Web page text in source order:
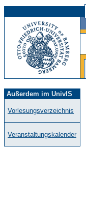
Außerdem im UnivIS
Vorlesungsverzeichnis
Veranstaltungskalender